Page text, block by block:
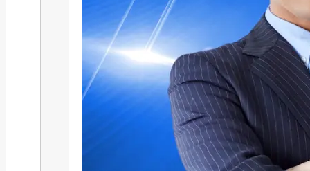
補助金・助成金
2025年最新版｜キャリアアップ助
成金「賃金規...